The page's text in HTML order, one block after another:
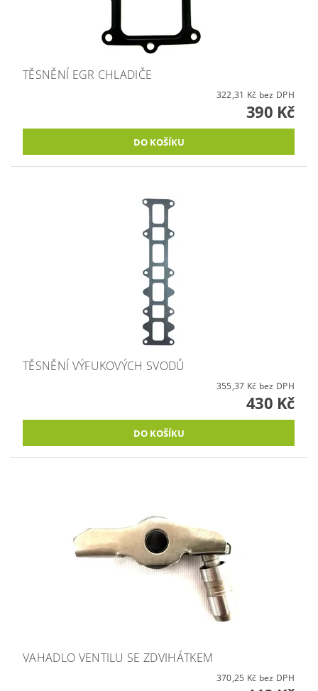
TĚSNĚNÍ EGR CHLADIČE
322,31 Kč bez DPH
390 Kč
TĚSNĚNÍ VÝFUKOVÝCH SVODŮ
355,37 Kč bez DPH
430 Kč
VAHADLO VENTILU SE ZDVIHÁTKEM
370,25 Kč bez DPH